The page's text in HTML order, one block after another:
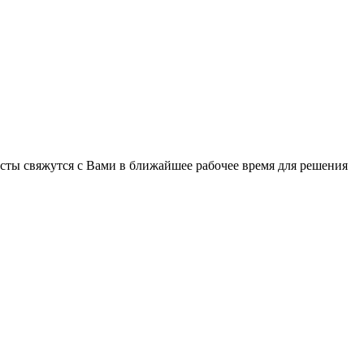
свяжутся с Вами в ближайшее рабочее время для